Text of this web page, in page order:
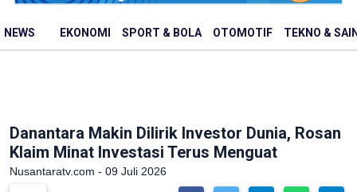
NEWS EKONOMI SPORT & BOLA OTOMOTIF TEKNO &
Danantara Makin Dilirik Investor Dunia, Rosan
Klaim Minat Investasi Terus Menguat
Nusantaratv.com - 09 Juli 2026